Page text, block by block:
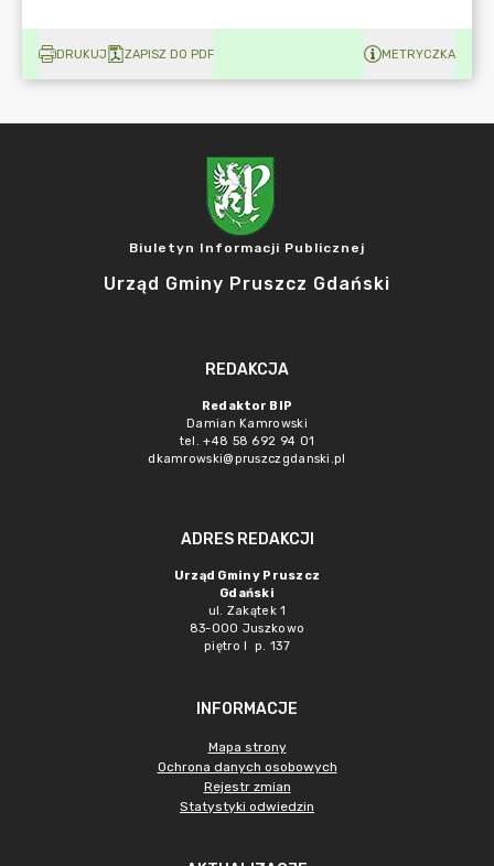
DRUKUJ ZAPISZ DO PDF METRYCZKA
Biuletyn Informacji Publicznej
Urząd Gminy Pruszcz Gdański
REDAKCJA
Redaktor BIP
Damian Kamrowski
tel. +48 58 692 94 01
dkamrowski@pruszczgdanski.pl
ADRES REDAKCJI
Urząd Gminy Pruszcz
Gdański
ul. Zakątek 1
83-000 Juszkowo
piętro I p. 137
INFORMACJE
Mapa strony
Ochrona danych osobowych
Rejestr zmian
Statystyki odwiedzin